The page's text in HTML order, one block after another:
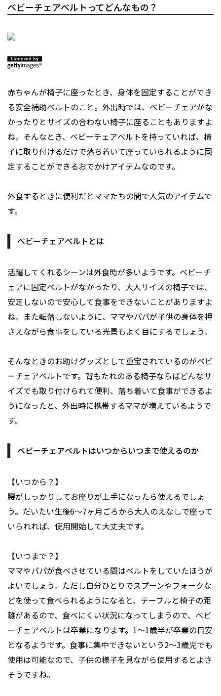
ベビーチェアベルトってどんなもの？
赤ちゃんが椅子に座ったとき、身体を固定することができ
る安全補助ベルトのこと。外出時では、ベビーチェアがな
かったりとサイズの合わない椅子に座ることもありますよ
ね。そんなとき、ベビーチェアベルトを持っていれば、椅
子に取り付けるだけで落ち着いて座っていられるように固
定することができるおでかけアイテムなのです。
外食するときに便利だとママたちの間で人気のアイテムで
す。
ベビーチェアベルトとは
活躍してくれるシーンは外食時が多いようです。ベビーチ
ェアに固定ベルトがなかったり、大人サイズの椅子では、
安定しないので安心して食事をできないことがありますよ
ね。また転落しないように、ママやパパが子供の身体を押
さえながら食事をしている光景もよく目にするでしょう。
そんなときのお助けグッズとして重宝されているのがベビ
ーチェアベルトです。背もたれのある椅子ならばどんなサ
イズでも取り付けられて便利、落ち着いて食事ができるよ
うになったと、外出時に携帯するママが増えているようで
す。
ベビーチェアベルトはいつからいつまで使えるのか
【いつから？】
腰がしっかりしてお座りが上手になったら使えるでしょ
う。だいたい生後6～7ヶ月ごろから大人のえなしで座って
いられれば、使用開始して大丈夫です。
【いつまで？】
ママやパパが食べさせている間はベルトをしていたほうが
よいでしょう。ただし自分ひとりでスプーンやフォークな
どを使って食べられるようになると、テーブルと椅子の距
離があるので、食べにくい状況になってしまうので、ベビ
ーチェアベルトは卒業になります。1～1歳半が卒業の目安
となるようです。食事に集中できないという2～3歳児でも
使用は可能なので、子供の様子を見ながら使用するとよさ
そうですね。